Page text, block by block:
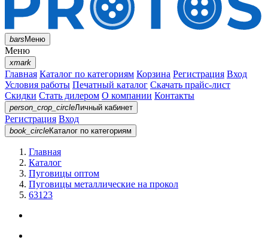
barsМеню
Меню
xmark
Главная Каталог по категориям Корзина Регистрация Вход
Условия работы Печатный каталог Скачать прайс-лист
Скидки Стать дилером О компании Контакты
person_crop_circleЛичный кабинет
Регистрация Вход
book_circleКаталог по категориям
Главная
Каталог
Пуговицы оптом
Пуговицы металлические на прокол
63123